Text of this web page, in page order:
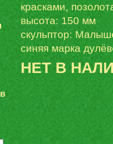
красками,
высота: 150 мм
скульптор:
синяя марка
НЕТ В